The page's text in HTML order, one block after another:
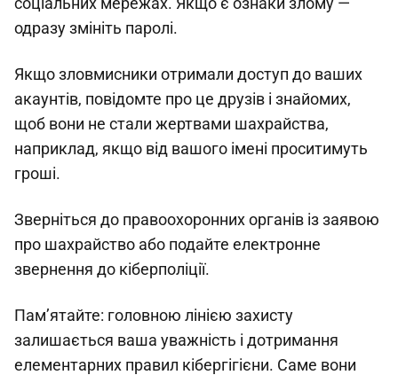
одразу змініть паролі.
Якщо зловмисники отримали доступ до ваших
акаунтів, повідомте про це друзів і знайомих,
щоб вони не стали жертвами шахрайства,
наприклад, якщо від вашого імені проситимуть
гроші.
Зверніться до правоохоронних органів із заявою
про шахрайство або подайте електронне
звернення до кіберполіції.
Пам’ятайте: головною лінією захисту
залишається ваша уважність і дотримання
елементарних правил кібергігієни. Саме вони